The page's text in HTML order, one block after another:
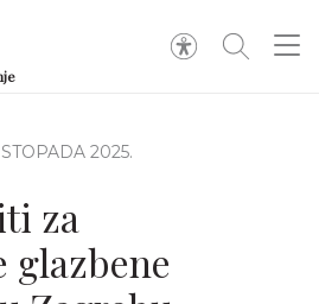
2025.
za